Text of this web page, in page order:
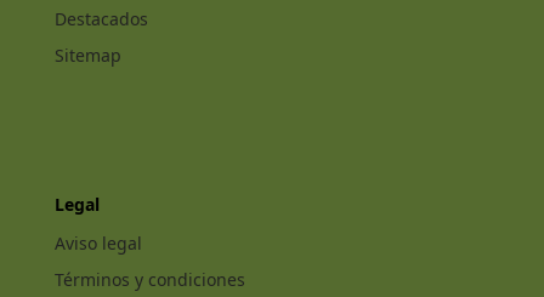
Destacados
Sitemap
Legal
Aviso legal
Términos y condiciones